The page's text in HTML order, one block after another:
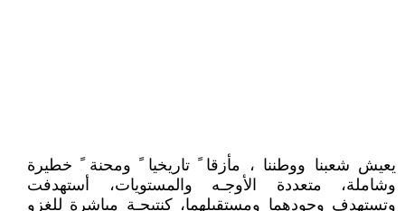
يعيش شعبنا ووطننا ، مأزقا ً تاريخيا ً ومحنة ً خطيرة
وشاملة، متعددة الأوجـه والمستويات، أستهدفت
وتستهدف وجودهما ومستقبلهما، كنتيجـة مباشرة للغزو